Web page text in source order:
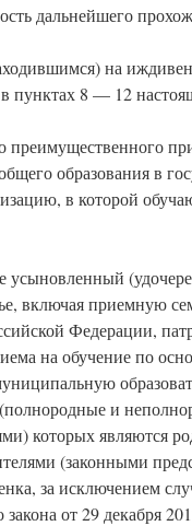
дальнейшего
на
пунктах 8 — 12
преимущественного
образования в
в которой
усыновленный
включая приемную
Федерации,
на обучение по
(полнородные и
которых являются
(законными
за исключением
закона от 29 декабря